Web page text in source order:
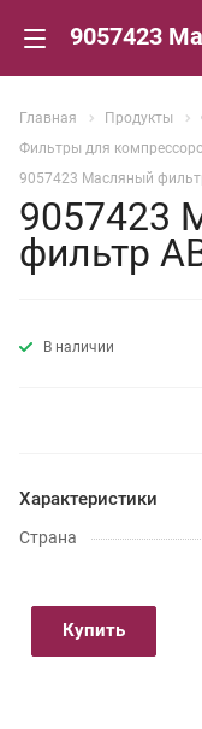
Главная Продукты
Фильтры для
9057423 Масляный
9057423
фильтр
В наличии
Характеристики
Страна
Купить